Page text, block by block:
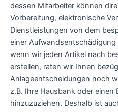
dessen Mitarbeiter können
Vorbereitung, elektronische
Dienstleistungen von dem
einer
wenn wir jeden Artikel nach
erstellen, raten wir Ihnen
Anlageentscheidungen noch
z.B. Ihre Hausbank oder einen
hinzuzuziehen. Deshalb ist